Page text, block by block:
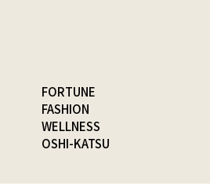
FORTUNE
FASHION
WELLNESS
OSHI-KATSU